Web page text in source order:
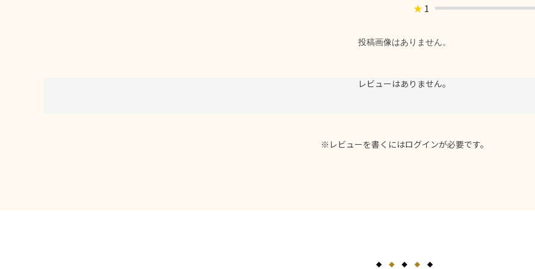
★ 1
投稿画像はありません。
レビューはありません。
※レビューを書くにはログインが必要です。